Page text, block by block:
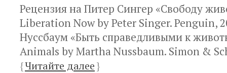
Рецензия на Питер Сингер «Свободу
Liberation Now by Peter Singer. Penguin,
Нуссбаум «Быть справедливыми к
Animals by Martha Nussbaum. Simon &
{Читайте далее}